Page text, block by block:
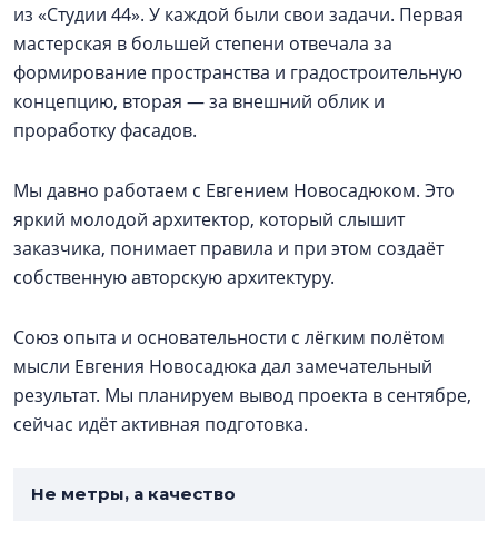
из «Студии 44». У каждой были свои задачи. Первая
мастерская в большей степени отвечала за
формирование пространства и градостроительную
концепцию, вторая — за внешний облик и
проработку фасадов.
Мы давно работаем с Евгением Новосадюком. Это
яркий молодой архитектор, который слышит
заказчика, понимает правила и при этом создаёт
собственную авторскую архитектуру.
Союз опыта и основательности с лёгким полётом
мысли Евгения Новосадюка дал замечательный
результат. Мы планируем вывод проекта в сентябре,
сейчас идёт активная подготовка.
Не метры, а качество